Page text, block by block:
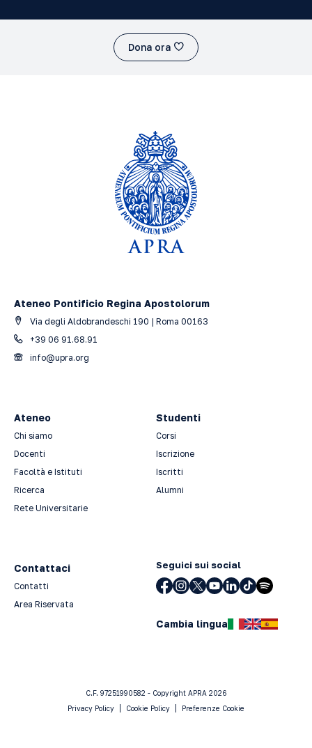
Dona ora
Ateneo Pontificio Regina Apostolorum
Via degli Aldobrandeschi 190 | Roma 00163
+39 06 91.68.91
info@upra.org
Ateneo
Chi siamo
Docenti
Facoltà e Istituti
Ricerca
Rete Universitarie
Studenti
Corsi
Iscrizione
Iscritti
Alumni
Contattaci
Contatti
Area Riservata
Seguici sui social
Cambia lingua
C.F. 97251990582 - Copyright APRA 2026
Privacy Policy
Cookie Policy Preferenze Cookie